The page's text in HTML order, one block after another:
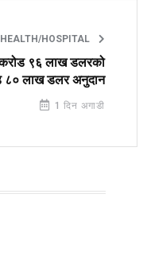
HEALTH/HOSPITAL
करोड ९६ लाख डलरको
८० लाख डलर अनुदान
1 दिन अगाडी